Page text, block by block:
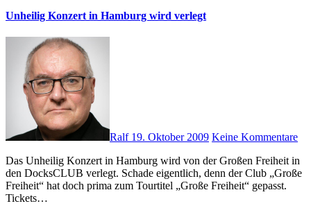
Unheilig Konzert in Hamburg wird verlegt
Ralf 19. Oktober 2009 Keine Kommentare
Das Unheilig Konzert in Hamburg wird von der Großen Freiheit in
den DocksCLUB verlegt. Schade eigentlich, denn der Club „Große
Freiheit“ hat doch prima zum Tourtitel „Große Freiheit“ gepasst.
Tickets…